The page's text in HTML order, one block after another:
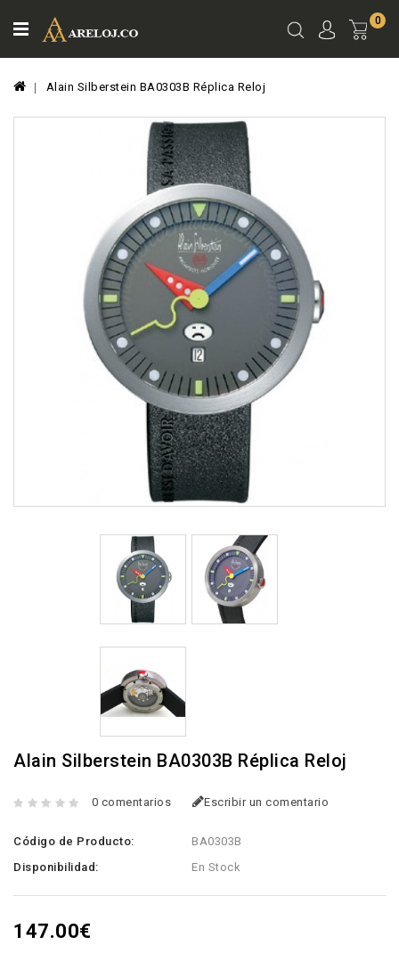
0
Alain Silberstein BA0303B Réplica Reloj
Alain Silberstein BA0303B Réplica Reloj
0 comentarios Escribir un comentario
Código de Producto:
BA0303B
Disponibilidad:
En Stock
147.00€